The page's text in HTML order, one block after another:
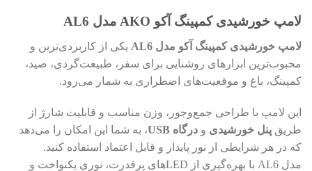
لامپ خورشیدی کمپینگ آکو AKO مدل AL6
لامپ خورشیدی کمپینگ آکو مدل AL6
یکی از کاربردی‌ترین و
محبوب‌ترین ابزارهای روشنایی برای سفر، طبیعت‌گردی، صید،
کمپینگ، باغ و موقعیت‌های اضطراری به شمار می‌رود.
این لامپ با طراحی جمع‌وجور، وزن مناسب و قابلیت شارژ از
طریق پنل خورشیدی و درگاه USB
، به شما این امکان را می‌دهد
که در هر شرایطی از نور پایدار و قابل اعتماد استفاده کنید.
مدل AL6 با بهره‌گیری از LEDهای پرقدرت، نوری یکنواخت و